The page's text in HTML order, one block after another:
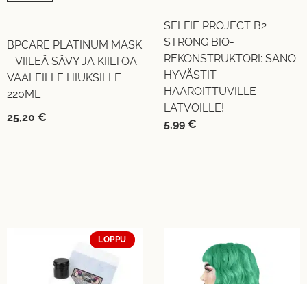
BPCARE PLATINUM MASK
– VIILEÄ SÄVY JA KIILTOA
VAALEILLE HIUKSILLE
220ML
25,20 €
SELFIE PROJECT B2
STRONG BIO-
REKONSTRUKTORI: SANO
HYVÄSTIT
HAAROITTUVILLE
LATVOILLE!
5,99 €
LOPPU